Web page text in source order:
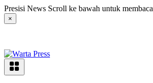
Langsung
ke
konten
Presisi News Scroll ke bawah untuk membaca
×